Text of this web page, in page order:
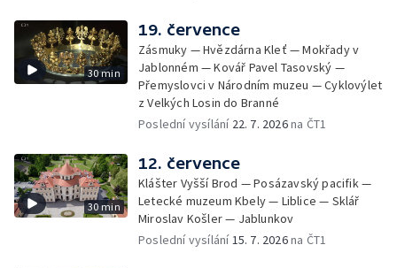
30 min
19. července
Zásmuky — Hvězdárna Kleť — Mokřady v
Jablonném — Kovář Pavel Tasovský —
Přemyslovci v Národním muzeu — Cyklovýlet
z Velkých Losin do Branné
Poslední vysílání 22. 7. 2026na ČT1
30 min
12. července
Klášter Vyšší Brod — Posázavský pacifik —
Letecké muzeum Kbely — Liblice — Sklář
Miroslav Košler — Jablunkov
Poslední vysílání 15. 7. 2026na ČT1